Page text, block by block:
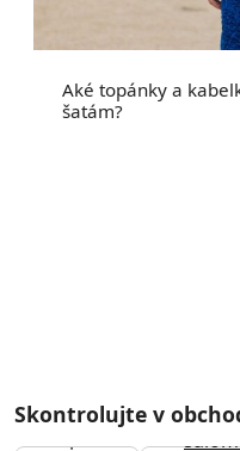
Aké topánky a
šatám?
Skontrolujte v
nike